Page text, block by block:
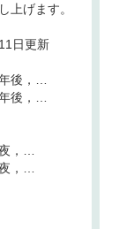
上げます。
日更新
後，…
後，…
，…
，…